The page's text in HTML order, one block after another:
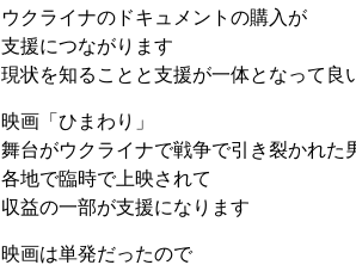
ウクライナのドキュメントの購入が
支援につながります
現状を知ることと支援が一体となって良
映画「ひまわり」
舞台がウクライナで戦争で引き裂かれた
各地で臨時で上映されて
収益の一部が支援になります
映画は単発だったので